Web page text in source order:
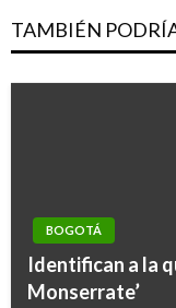
TAMBIÉN
BOGOTÁ
Identifican a la
Monserrate’